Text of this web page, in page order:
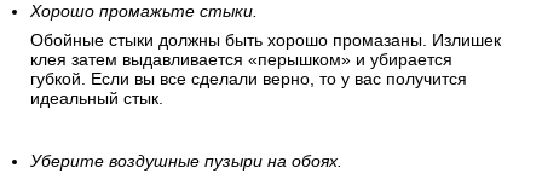
Хорошо промажьте стыки.
Обойные стыки должны быть хорошо промазаны. Излишек
клея затем выдавливается «перышком» и убирается
губкой. Если вы все сделали верно, то у вас получится
идеальный стык.
Уберите воздушные пузыри на обоях.